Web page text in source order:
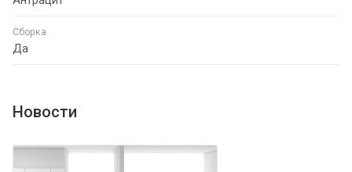
Сборка
Да
Новости